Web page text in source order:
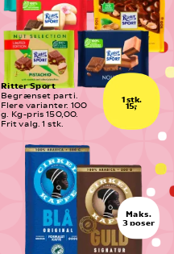
1 stk.
15,-
Ritter Sport
Begrænset parti.
Flere varianter. 100
g. Kg-pris 150,00.
Frit valg. 1 stk.
Maks.
3 poser